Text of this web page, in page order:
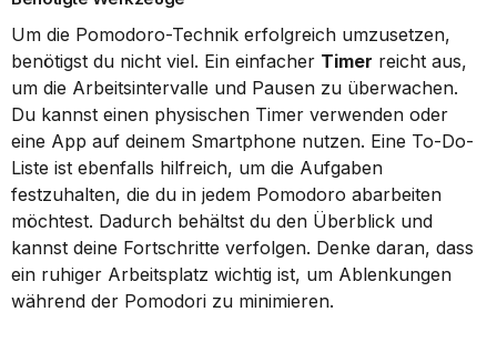
Um die Pomodoro-Technik erfolgreich umzusetzen,
benötigst du nicht viel. Ein einfacher Timer reicht aus,
um die Arbeitsintervalle und Pausen zu überwachen.
Du kannst einen physischen Timer verwenden oder
eine App auf deinem Smartphone nutzen. Eine To-Do-
Liste ist ebenfalls hilfreich, um die Aufgaben
festzuhalten, die du in jedem Pomodoro abarbeiten
möchtest. Dadurch behältst du den Überblick und
kannst deine Fortschritte verfolgen. Denke daran, dass
ein ruhiger Arbeitsplatz wichtig ist, um Ablenkungen
während der Pomodori zu minimieren.